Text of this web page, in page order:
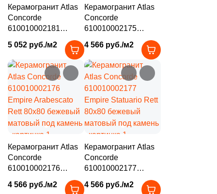
Кирпичный (
Коричневый (82)
Красный (82 )
Кремовый (82
Оранжевый (
Песочный (82)
Розовый (82)
Серебро (
Серый (82
Керамогранит Atlas
Concorde
610010002181
Black Rett 80x80
черный матовый под
камень
5 052 руб./м2
Керамогранит Atlas
Concorde
610010002175
Diamond Rett 80x80
бежевый матовый
под камень
4 566 руб./м2
Керамогранит Atlas
Concorde
610010002176
Empire Arabescato
Rett 80x80 бежевый
4 566 руб./м2
Керамогранит Atlas
Concorde
610010002177
Empire Statuario Rett
80x80 бежевый
4 566 руб./м2